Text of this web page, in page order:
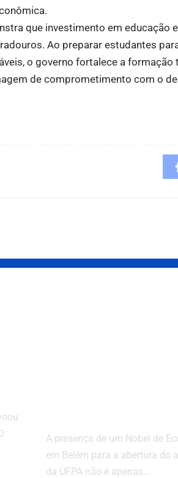
que investimento em educação
Ao preparar estudantes
o governo fortalece a
de comprometimento com o
A presença de um Nobel de
em Belém para a abertura do
da UFPA não é apenas…